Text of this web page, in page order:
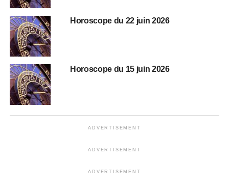
Horoscope du 22 juin 2026
Horoscope du 15 juin 2026
ADVERTISEMENT
ADVERTISEMENT
ADVERTISEMENT